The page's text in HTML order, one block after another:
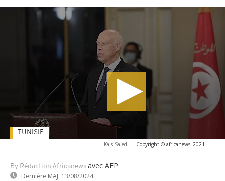
Kais Saied. - Copyright © africanews 2021
By Rédaction Africanews avec AFP
Dernière MAJ: 13/08/2024
TUNISIE